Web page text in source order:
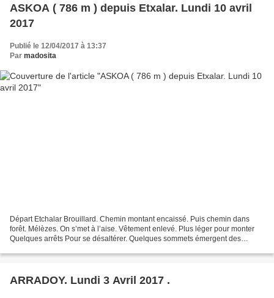
ASKOA ( 786 m ) depuis Etxalar. Lundi 10 avril
2017
Publié le 12/04/2017 à 13:37
Par madosita
Départ Etchalar Brouillard. Chemin montant encaissé. Puis chemin dans
forêt. Mélèzes. On s’met à l’aise. Vêtement enlevé. Plus léger pour monter
Quelques arrêts Pour se désaltérer. Quelques sommets émergent des
ARRADOY. Lundi 3 Avril 2017 .